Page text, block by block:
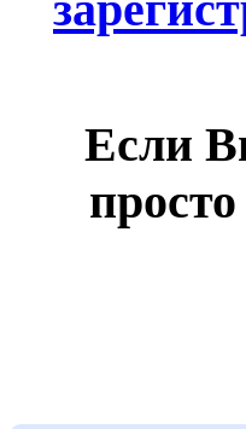
Если
просто